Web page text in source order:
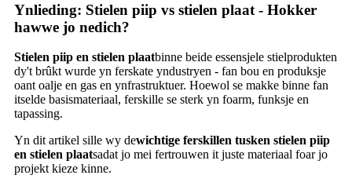
Ynlieding: Stielen piip vs stielen plaat - Hokker
hawwe jo nedich?
Stielen piip en stielen plaatbinne beide essensjele stielprodukten
dy't brûkt wurde yn ferskate yndustryen - fan bou en produksje
oant oalje en gas en ynfrastruktuer. Hoewol se makke binne fan
itselde basismateriaal, ferskille se sterk yn foarm, funksje en
tapassing.
Yn dit artikel sille wy dewichtige ferskillen tusken stielen piip
en stielen plaatsadat jo mei fertrouwen it juste materiaal foar jo
projekt kieze kinne.